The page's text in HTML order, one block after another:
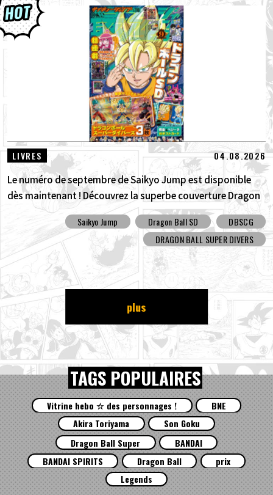
LIVRES 04.08.2026
Le numéro de septembre de Saikyo Jump est disponible
dès maintenant ! Découvrez la superbe couverture Dragon
Ball SD et tous les bonus !
Saikyo Jump Dragon Ball SD
DBSCG
DRAGON BALL SUPER DIVERS
plus
TAGS POPULAIRES
Vitrine hebo ☆ des personnages !
BNE
Akira Toriyama
Son Goku
Dragon Ball Super
BANDAI
BANDAI SPIRITS
Dragon Ball
prix
Legends